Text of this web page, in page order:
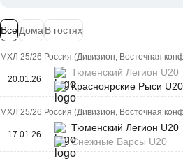
ВсеДома В гостях
МХЛ 25/26 Россия (Дивизион, Восточная
20.01.26
Тюменский Легион U20
Красноярские Рыси U20
МХЛ 25/26 Россия (Дивизион, Восточная
17.01.26
Тюменский Легион U20
Снежные Барсы U20